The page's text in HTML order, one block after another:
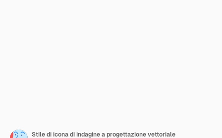
Stile di icona di indagine a progettazione vettoriale